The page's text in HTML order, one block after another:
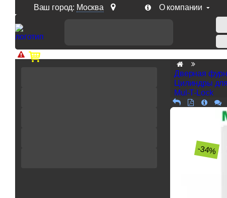
Ваш город: Москва О компании
Доп. скидка от цен на сайте 7% при заказе от 50
Дверная
Цилиндры
Mul-T-Lock
-34%